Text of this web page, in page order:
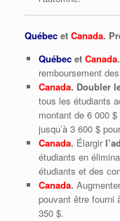
Québec et Canada.
Québecet Canada.
remboursement des
Canada. Doubler
tous les étudiants
montant de 6 000
jusqu’à 3 600 $
Canada. Élargir
étudiants en
étudiants et des
Canada.
pouvant être fourni
350 $.